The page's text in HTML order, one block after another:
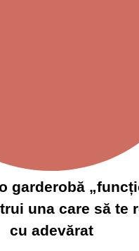
garderobă
una care să te
cu adevărat